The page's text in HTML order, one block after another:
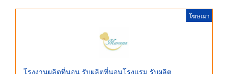
โฆษณา
โรงงานผลิตที่นอน รับผลิตที่นอนโรงแรม รับผลิต